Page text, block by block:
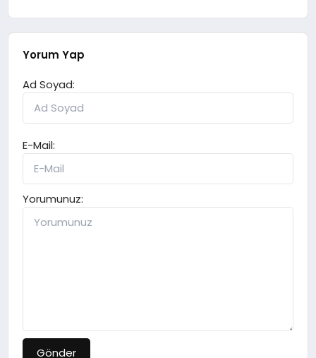
Yorum Yap
Ad Soyad:
E-Mail:
Yorumunuz:
Gönder